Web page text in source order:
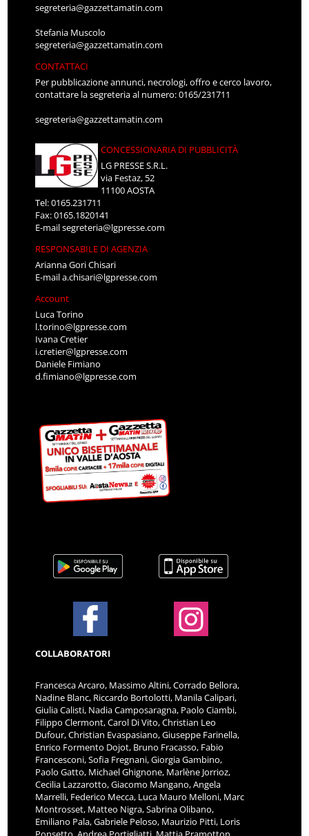
segreteria@gazzettamatin.com
Stefania Muscolo
segreteria@gazzettamatin.com
CONTATTACI
Per pubblicazione annunci, necrologi, offro e cerco lavoro,
contattare la segreteria al numero: 0165/231711
segreteria@gazzettamatin.com
CONCESSIONARIA DI PUBBLICITÀ
LG PRESSE S.R.L.
via Festaz, 52
11100 AOSTA
Tel: 0165.231711
Fax: 0165.1820141
E-mailsegreteria@lgpresse.com
RESPONSABILE DI AGENZIA
Arianna Gori Chisari
E-maila.chisari@lgpresse.com
Account
Luca Torino
l.torino@lgpresse.com
Ivana Cretier
i.cretier@lgpresse.com
Daniele Fimiano
d.fimiano@lgpresse.com
COLLABORATORI
Francesca Arcaro, Massimo Altini, Corrado Bellora,
Nadine Blanc, Riccardo Bortolotti, Manila Calipari,
Giulia Calisti, Nadia Camposaragna, Paolo Ciambi,
Filippo Clermont, Carol Di Vito, Christian Leo
Dufour, Christian Evaspasiano, Giuseppe Farinella,
Enrico Formento Dojot, Bruno Fracasso, Fabio
Francesconi, Sofia Fregnani, Giorgia Gambino,
Paolo Gatto, Michael Ghignone, Marlène Jorrioz,
Cecilia Lazzarotto, Giacomo Mangano, Angela
Marrelli, Federico Mecca, Luca Mauro Melloni, Marc
Montrosset, Matteo Nigra, Sabrina Olibano,
Emiliano Pala, Gabriele Peloso, Maurizio Pitti, Loris